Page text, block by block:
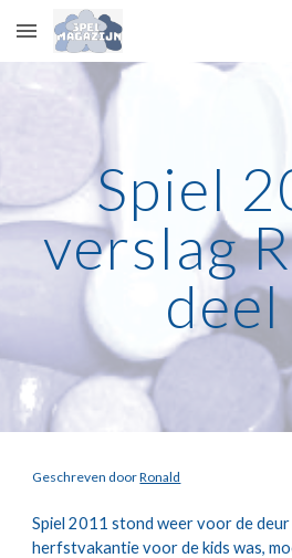
Skip to main content
Spiel
verslag
Geschreven door Ronald
Spiel 2011 stond weer voor de
herfstvakantie voor de kids was,